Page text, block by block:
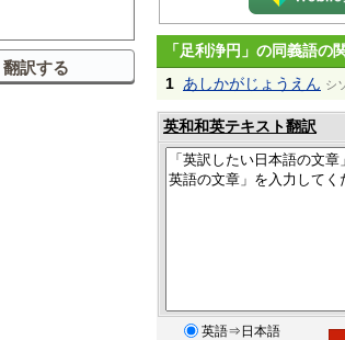
「足利浄円」の同義語の
1 あしかがじょうえん シ
英和和英テキスト翻訳
英語⇒日本語